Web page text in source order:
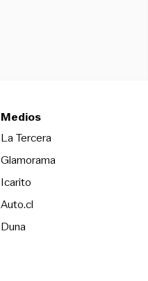
Medios
La TerceraOpens in new
Glamorama
Icarito
Auto.cl
DunaOpens in new window